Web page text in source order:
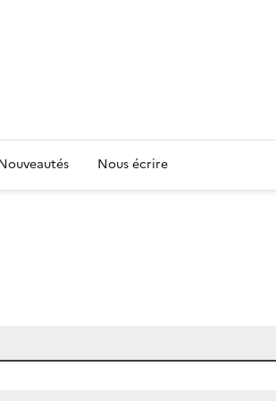
Nous écrire